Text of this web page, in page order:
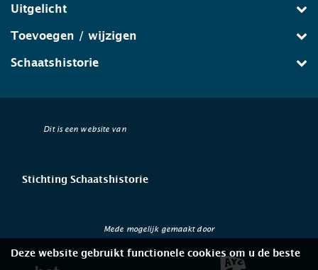
Uitgelicht
Toevoegen / wijzigen
Schaatshistorie
Dit is een website van
Stichting Schaatshistorie
Mede mogelijk gemaakt door
Deze website gebruikt functionele cookies om u de beste